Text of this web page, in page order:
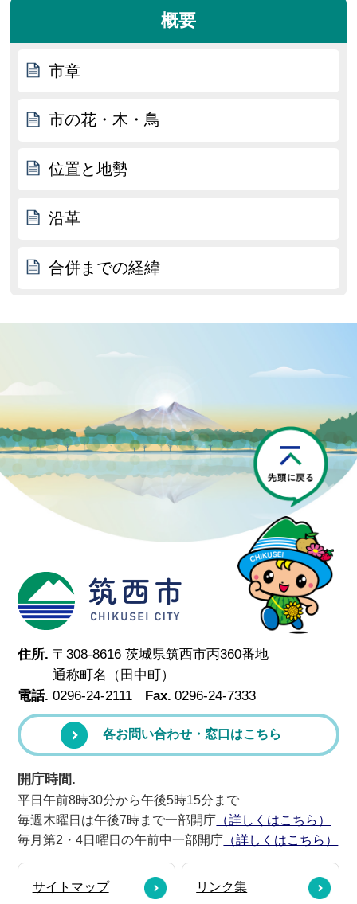
概要
市章
市の花・木・鳥
位置と地勢
沿革
合併までの経緯
筑西市
住所. 〒308-8616 茨城県筑西市丙360番地
通称町名（田中町）
電話. 0296-24-2111 Fax. 0296-24-7333
各お問い合わせ・窓口はこちら
開庁時間.
平日午前8時30分から午後5時15分まで
毎週木曜日は午後7時まで一部開庁 （詳しくはこちら）
毎月第2・4日曜日の午前中一部開庁 （詳しくはこちら）
サイトマップ リンク集